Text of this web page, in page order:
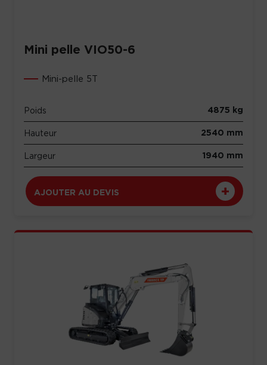
Mini pelle VIO50-6
Mini-pelle 5T
Poids 4875 kg
Hauteur 2540 mm
Largeur 1940 mm
AJOUTER AU DEVIS